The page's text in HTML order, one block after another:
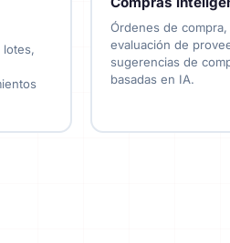
lotes,
Órdenes de compra,
evaluación de
sugerencias de
basadas en IA.